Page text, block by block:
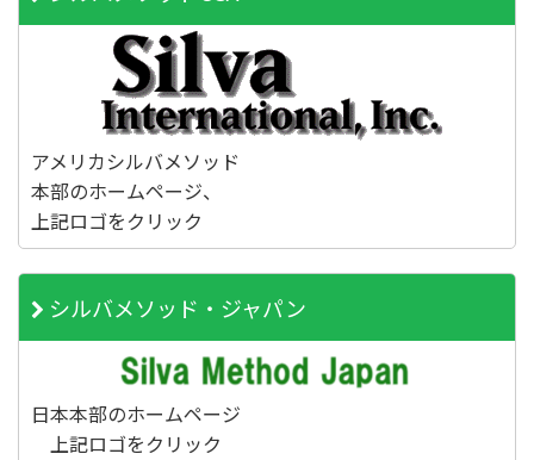
アメリカシルバメソッド
本部のホームページ、
上記ロゴをクリック
シルバメソッド・ジャパン
日本本部のホームページ
上記ロゴをクリック